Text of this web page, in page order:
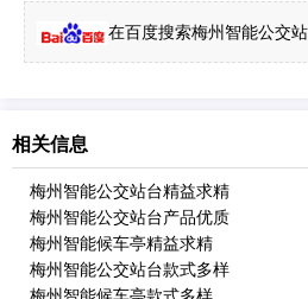
在百度搜索梅州智能公交
相关信息
梅州智能公交站台精益求精
梅州智能公交站台产品优质
梅州智能候车亭精益求精
梅州智能公交站台款式多样